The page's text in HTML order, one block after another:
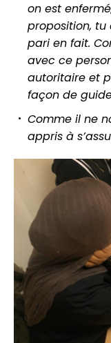
on est
proposition, tu
pari en fait.
avec ce
autoritaire et
façon de
Comme il ne
appris à